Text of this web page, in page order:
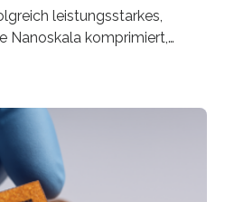
leistungsstarkes,
Nanoskala komprimiert,
ermöglichen, geleitet von
leistungsstarkes,
komprimiert,
Terahertz-Optik und bei
ermöglichen, geleitet von